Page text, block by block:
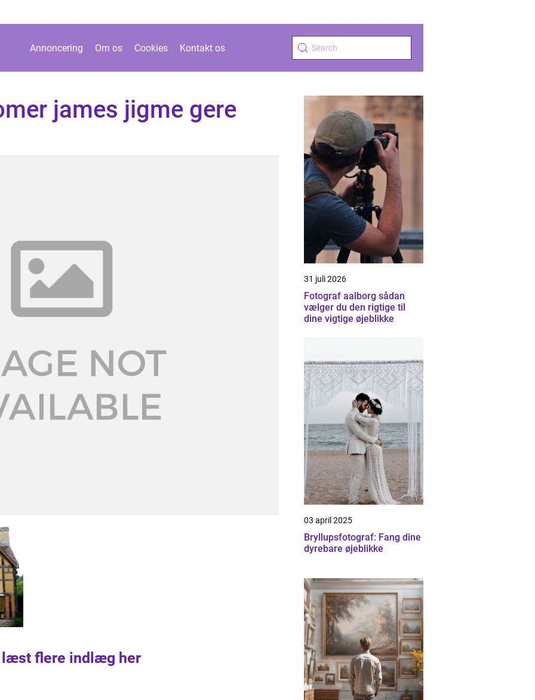
Annoncering Om os Cookies Kontakt os
james jigme gere
læst flere indlæg her
31 juli 2026
Fotograf aalborg sådan
vælger du den rigtige til
dine vigtige øjeblikke
03 april 2025
Bryllupsfotograf: Fang dine
dyrebare øjeblikke